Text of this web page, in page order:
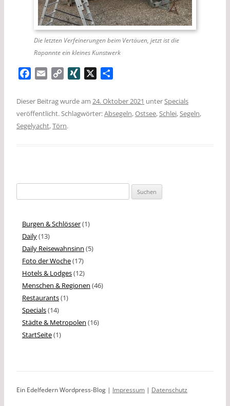
Die letzten Verfeinerungen beim Vertäuen, jetzt ist die
Rapannte ein kleines Kunstwerk
c
e
b
a
i
l
p
y
L
N
G
i
l
Dieser Beitrag wurde am 24. Oktober 2021 unterSpecials
veröffentlicht. Schlagwörter:Absegeln,Ostsee,Schlei,Segeln,
Segelyacht,Törn.
nach:
Burgen & Schlösser(1)
Daily(13)
Daily Reisewahnsinn (5)
Foto der Woche(17)
Hotels & Lodges(12)
Menschen & Regionen (46)
Restaurants(1)
Specials(14)
Städte & Metropolen (16)
StartSeite(1)
Ein Edelfedern Wordpress-Blog | Impressum | Datenschutz